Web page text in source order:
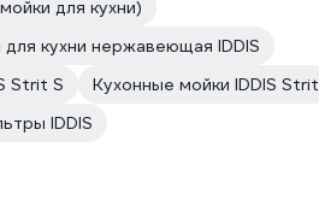
для кухни)
кухни нержавеющая IDDIS
Strit S
Кухонные мойки IDDIS Strit
IDDIS